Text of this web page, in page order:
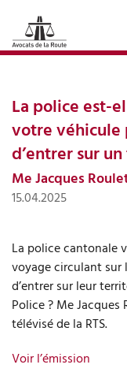
Interventions
retour
La police est-
votre véhicule
d’entrer sur
Me Jacques
15.04.2025
La police cantonale
voyage circulant sur
d’entrer sur leur
Police ? Me
télévisé de la RTS.
Voir l’émission